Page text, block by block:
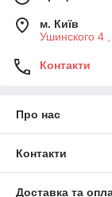
м. Київ
Ушинского 4 ,
Контакти
Про нас
Контакти
Доставка та